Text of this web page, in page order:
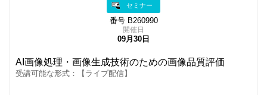
セミナー
番号 B260990
開催日
09月30日
AI画像処理・画像生成技術のための画像品質評価
受講可能な形式：【ライブ配信】